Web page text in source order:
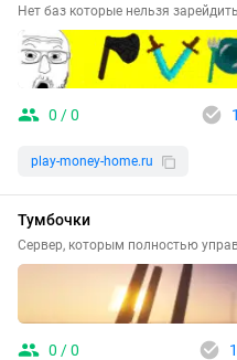
Нет баз которые нельзя
0 / 0
play-money-home.ru
Тумбочки
Сервер, которым полностью
0 / 0